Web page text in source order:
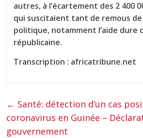
autres, à l’écartement des 2 400
qui suscitaient tant de remous de
politique, notamment l’aide dure
républicaine.
Transcription : africatribune.net
← Santé: détection d’un cas
coronavirus en Guinée –
gouvernement